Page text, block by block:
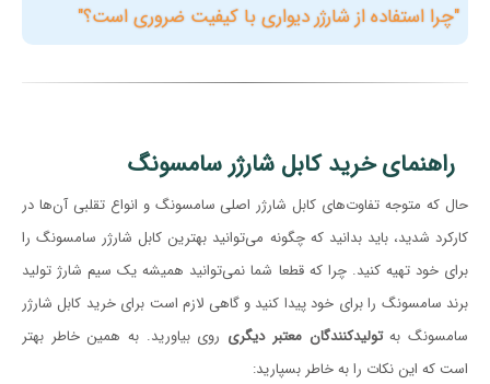
"چرا استفاده از شارژر دیواری با کیفیت ضروری است؟"
راهنمای خرید کابل شارژر سامسونگ
حال که متوجه تفاوت‌های کابل شارژر اصلی سامسونگ و انواع تقلبی آن‌ها در
کارکرد شدید، باید بدانید که چگونه می‌توانید بهترین کابل شارژر سامسونگ را
برای خود تهیه کنید. چرا که قطعا شما نمی‌توانید همیشه یک سیم شارژ تولید
برند سامسونگ را برای خود پیدا کنید و گاهی لازم است برای خرید کابل شارژر
سامسونگ بهتولیدکنندگان معتبر دیگری روی بیاورید. به همین خاطر بهتر
است که این نکات را به خاطر بسپارید: